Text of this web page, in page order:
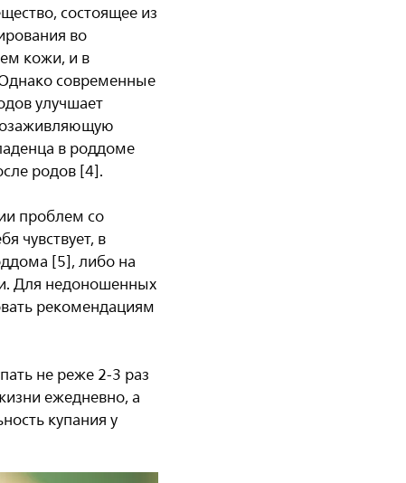
состоящее из
во
кожи, и в
современные
улучшает
в роддоме
родов [4].
проблем со
чувствует, в
[5], либо на
Для недоношенных
рекомендациям
не реже 2-3 раз
ежедневно, а
купания у